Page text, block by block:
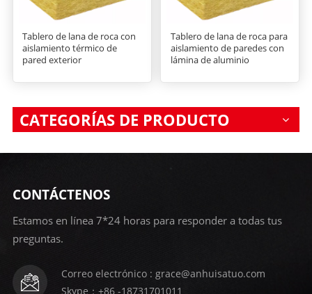
Tablero de lana de roca con
aislamiento térmico de
pared exterior
Tablero de lana de roca para
aislamiento de paredes con
lámina de aluminio
CATEGORÍAS DE PRODUCTO
CONTÁCTENOS
Estamos en línea 7*24 horas para responder a todas tus
preguntas.
Correo electrónico : grace@anhuisatuo.com
Skype：+86 -18731701011